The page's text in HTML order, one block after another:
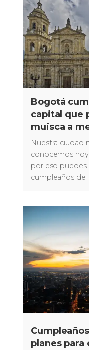
Bogotá
capital que
muisca a
Nuestra ciudad
conocemos
por eso puedes
cumpleaños de
planes para